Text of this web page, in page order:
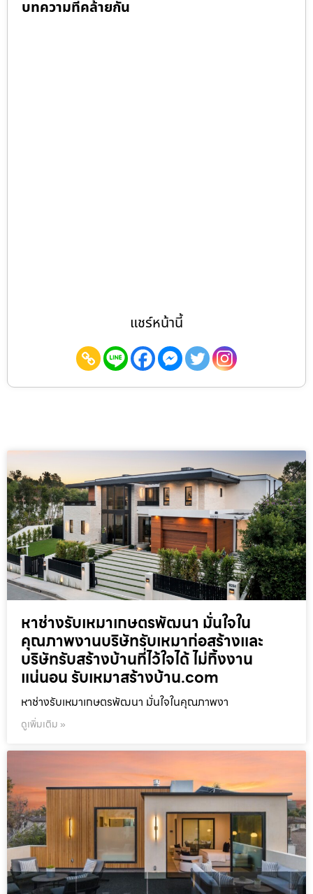
บทความที่คล้ายกัน
แชร์หน้านี้
หาช่างรับเหมาเกษตรพัฒนา มั่นใจใน
คุณภาพงานบริษัทรับเหมาก่อสร้างและ
บริษัทรับสร้างบ้านที่ไว้ใจได้ ไม่ทิ้งงาน
แน่นอน รับเหมาสร้างบ้าน.com
หาช่างรับเหมาเกษตรพัฒนา มั่นใจในคุณภาพงา
ดูเพิ่มเติม »